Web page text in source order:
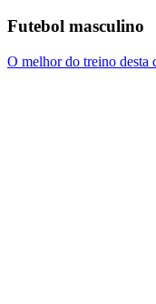
Futebol masculino
O melhor do treino desta